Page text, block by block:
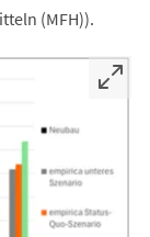
(MFH)).